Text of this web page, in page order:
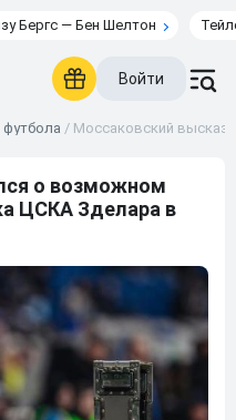
Бергс — Бен Шелтон
Войти
/ Моссаковский
о возможном
ЦСКА Зделара в